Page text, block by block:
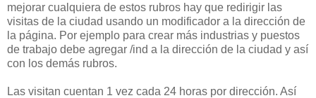
mejorar cualquiera de estos rubros hay que redirigir las
visitas de la ciudad usando un modificador a la dirección de
la página. Por ejemplo para crear más industrias y puestos
de trabajo debe agregar /ind a la dirección de la ciudad y así
con los demás rubros.
Las visitan cuentan 1 vez cada 24 horas por dirección. Así